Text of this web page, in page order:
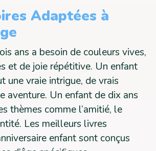
Adaptées à
ans a besoin de couleurs vives,
et de joie répétitive. Un enfant
une vraie intrigue, de vrais
aventure. Un enfant de dix ans
thèmes comme l’amitié, le
Les meilleurs livres
enfant sont conçus